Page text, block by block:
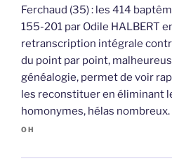
Ferchaud (35) : les 414
155-201 par Odile HALBERT
retranscription intégrale
du point par point,
généalogie, permet de voir
les reconstituer en éliminant
homonymes, hélas
OH